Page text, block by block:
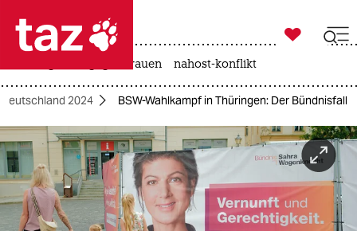
 taz zahl ich
taz zahl ich
themen
politik
öko

taz zahl ich
gewalt gegen frauen nahost-konflikt
2024 BSW-Wahlkampf in Thüringen: Der Bündnisfall